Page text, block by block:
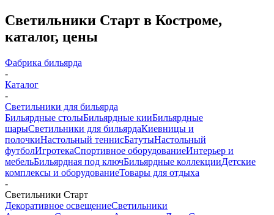
Светильники Старт в Костроме,
каталог, цены
Фабрика бильярда
-
Каталог
-
Светильники для бильярда
Бильярдные столыБильярдные кииБильярдные
шарыСветильники для бильярдаКиевницы и
полочкиНастольный теннисБатутыНастольный
футболИгротекаСпортивное оборудованиеИнтерьер и
мебельБильярдная под ключБильярдные коллекцииДетские
комплексы и оборудованиеТовары для отдыха
-
Светильники Старт
Декоративное освещениеСветильники